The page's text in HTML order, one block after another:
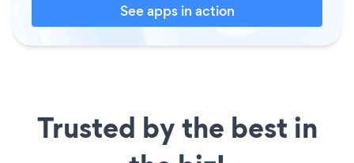
See apps in action
Trusted by the best in